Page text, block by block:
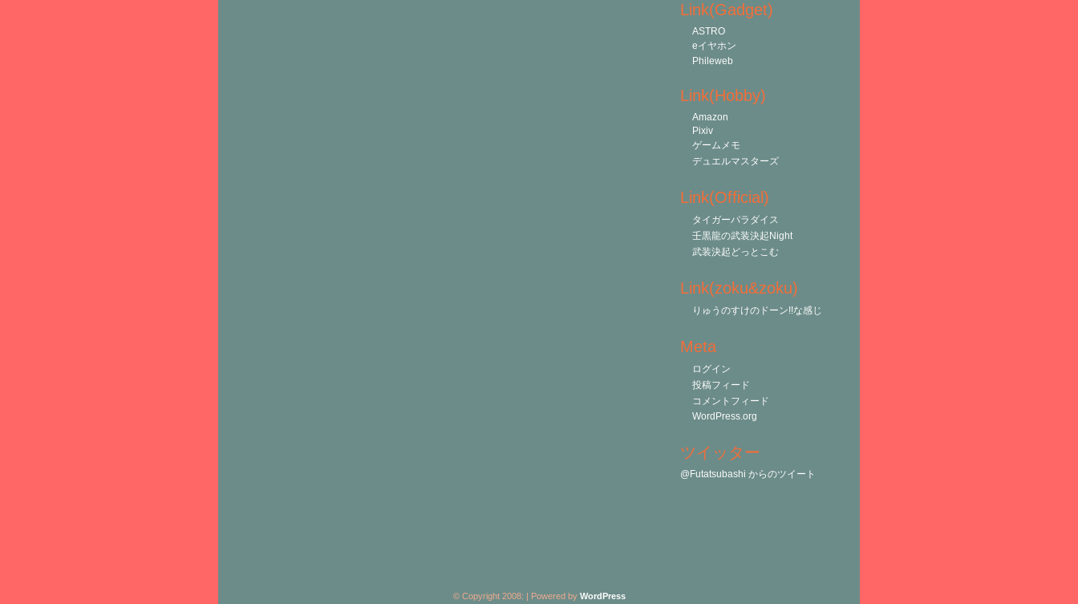
Link(Gadget)
ASTRO
eイヤホン
Phileweb
Link(Hobby)
Amazon
Pixiv
ゲームメモ
デュエルマスターズ
Link(Official)
タイガーパラダイス
壬黒龍の武装決起Night
武装決起どっとこむ
Link(zoku&zoku)
りゅうのすけのドーン!!な感じ
Meta
ログイン
投稿フィード
コメントフィード
WordPress.org
ツイッター
@Futatsubashi からのツイート
© Copyright 2008: | Powered by WordPress